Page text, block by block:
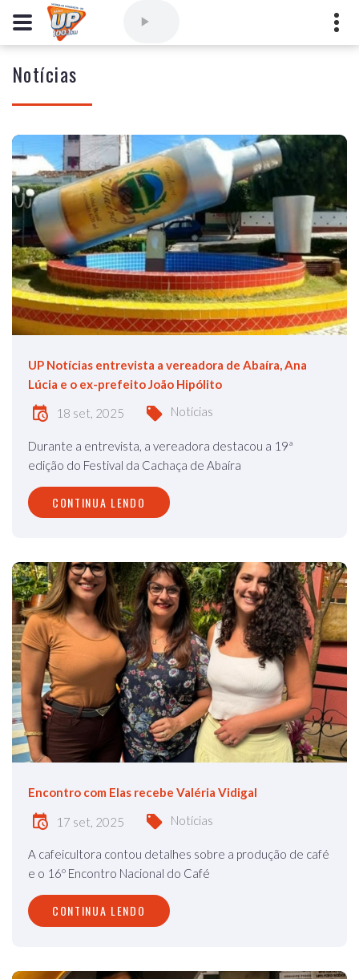
marioborim@radioupconquista.com.br
Notícias
UP Notícias entrevista a vereadora de Abaíra, Ana
Lúcia e o ex-prefeito João Hipólito
18 set, 2025 Notícias
Durante a entrevista, a vereadora destacou a 19ª
edição do Festival da Cachaça de Abaíra
CONTINUA LENDO
Encontro com Elas recebe Valéria Vidigal
17 set, 2025 Notícias
A cafeicultora contou detalhes sobre a produção de café
e o 16º Encontro Nacional do Café
CONTINUA LENDO